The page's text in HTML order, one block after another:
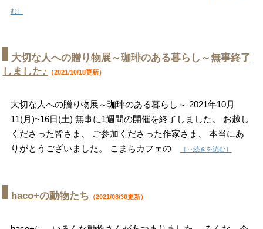
む］
大切な人への贈り物展～珈琲のある暮らし～無事終了
しました♪
（2021/10/18更新）
大切な人への贈り物展～珈琲のある暮らし～ 2021年10月
11(月)~16日(土) 無事に1週間の開催を終了しました。 お越し
くださった皆さま、 ご参加くださった作家さま、 本当にあ
りがとうございました。 こまちカフェの
［‥続きを読む］
haco+の動物たち （2021/08/30更新）